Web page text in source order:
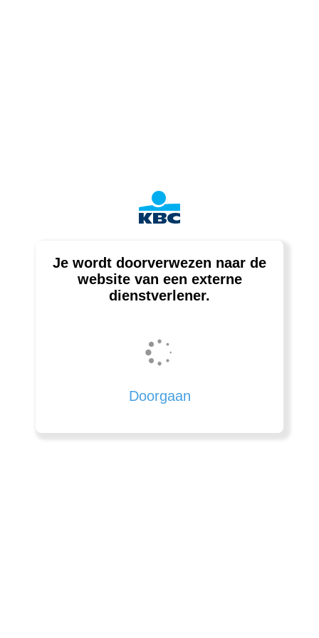
Je wordt doorverwezen naar de
website van een externe
dienstverlener.
Doorgaan